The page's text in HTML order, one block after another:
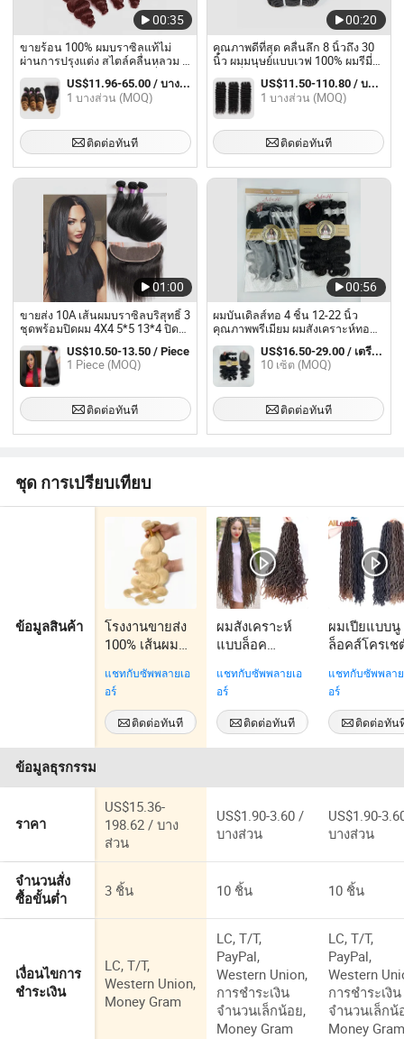
00:35
ขายร้อน 100% ผมบราซิลแท้ไม่
ผ่านการปรุงแต่ง สไตล์คลื่นหลวม สี
ออมเบรบลอนด์ ผมมนุษย์เรมี่แบบ
ชุดพร้อมปิด
US$11.96-65.00 / บางส่วน
1 บางส่วน (MOQ)
ติดต่อทันที
00:20
คุณภาพดีที่สุด คลื่นลึก 8 นิ้วถึง 30
นิ้ว ผมมนุษย์แบบเวฟ 100% ผมรีมี่
ยอดเยี่ยม
US$11.50-110.80 / บางส่วน
1 บางส่วน (MOQ)
ติดต่อทันที
01:00
ขายส่ง 10A เส้นผมบราซิลบริสุทธิ์ 3
ชุดพร้อมปิดผม 4X4 5*5 13*4 ปิด
ผมด้วยเส้นผมมนุษย์ 12inch
US$10.50-13.50 / Piece
1 Piece (MOQ)
ติดต่อทันที
00:56
ผมบันเดิลส์ทอ 4 ชิ้น 12-22 นิ้ว
คุณภาพพรีเมียม ผมสังเคราะห์ทอ
บันเดิลส์พร้อมปิด
US$16.50-29.00 / เตรียมตัว
10 เซ็ต (MOQ)
ติดต่อทันที
ชุด การเปรียบเทียบ
ข้อมูลสินค้า
โรงงานขายส่ง
100% เส้นผม
ลอนด์ดิบที่จัด
เรียงตาม
ลักษณะของคิว
ติเคิล
แชทกับซัพพลายเอ
อร์
ติดต่อทันที
ผมสังเคราะห์
แบบล็อค
เปียแบบมีห่วง
ล่วงหน้า 36inch
ล็อคปลอมใหม่
สำหรับผมล็อค
อ่อนนุ่ม
แชทกับซัพพลายเอ
อร์
ติดต่อทันที
ผมเปียแบบนู
ล็อคส์โครเช
นูฟอกซ์ล็อค
โครเชต์เปีย
นุ่ม
แชทกับซัพพลาย
อร์
ติดต่อทัน
ข้อมูลธุรกรรม
ราคา
US$15.36-
198.62 / บาง
ส่วน
US$1.90-3.60 /
บางส่วน
US$1.90-
บางส่วน
จำนวนสั่ง
ซื้อขั้นต่ำ
3 ชิ้น 10 ชิ้น 10 ชิ้น
เงื่อนไขการ
ชำระเงิน
LC, T/T,
Western Union,
Money Gram
LC, T/T,
PayPal,
Western Union,
การชำระเงิน
จำนวนเล็กน้อย,
Money Gram
LC, T/T,
PayPal,
Western
การชำระเงิน
จำนวนเล็กน้
Money